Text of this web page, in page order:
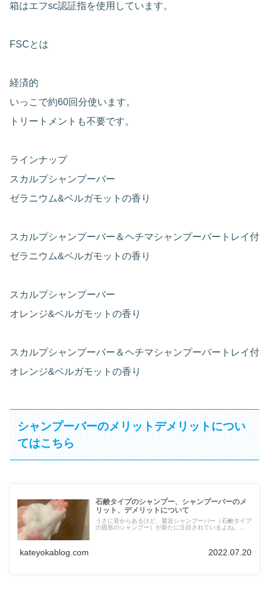
箱はエフsc認証指を使用しています。
FSCとは
経済的
いっこで約60回分使います。
トリートメントも不要です。
ラインナップ
スカルプシャンプーバー
ゼラニウム&ベルガモットの香り
スカルプシャンプーバー＆ヘチマシャンプーバートレイ付
ゼラニウム&ベルガモットの香り
スカルプシャンプーバー
オレンジ&ベルガモットの香り
スカルプシャンプーバー＆ヘチマシャンプーバートレイ付
オレンジ&ベルガモットの香り
シャンプーバーのメリットデメリットについ
てはこちら
石鹸タイプのシャンプー、シャンプーバーのメ
リット、デメリットについて
うさに昔からあるけど、最近シャンプーバー（石鹸タイプ
の固形のシャンプー）が新たに注目されているよね。...
kateyokablog.com 2022.07.20